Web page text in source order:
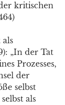
kritischen
„In der Tat
Prozesses,
der
selbst
als